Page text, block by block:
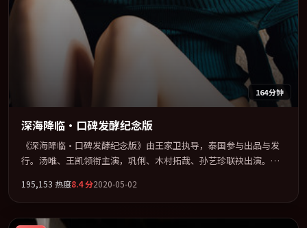
164分钟
深海降临·口碑发酵纪念版
《深海降临·口碑发酵纪念版》由王家卫执导，泰国参与出品与发
行。汤唯、王凯领衔主演，巩俐、木村拓哉、孙艺珍联袂出演。在
为骨架，在叙事、表演与视听上力求统一。定于 2020-09-03 在内地
院线及主流平台同步亮相，2020 年度话题片中口碑稳健，适合喜欢
强情节与人物弧光的观众完整观看。
195,153 热度8.4分2020-05-02